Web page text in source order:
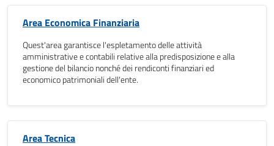
Area Economica Finanziaria
Quest'area garantisce l'espletamento delle attività
amministrative e contabili relative alla predisposizione e alla
gestione del bilancio nonché dei rendiconti finanziari ed
economico patrimoniali dell'ente.
Area Tecnica